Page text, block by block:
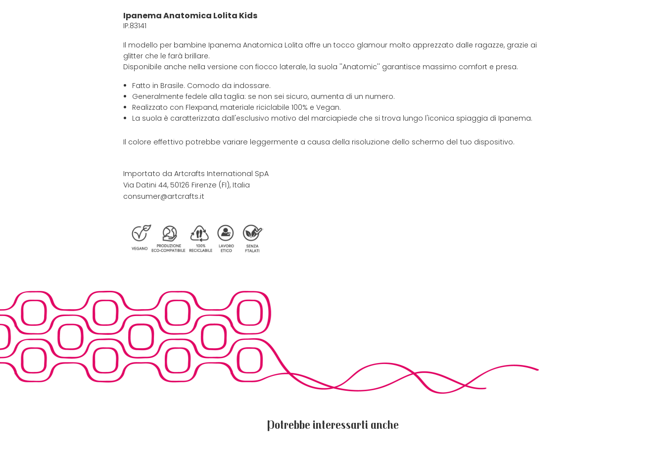
Ipanema Anatomica Lolita Kids
IP.83141
Il modello per bambine Ipanema Anatomica Lolita offre un tocco glamour molto apprezzato dalle ragazze, grazie ai
glitter che le farà brillare.
Disponibile anche nella versione con fiocco laterale, la suola ''Anatomic'' garantisce massimo comfort e presa.
Fatto in Brasile. Comodo da indossare.
Generalmente fedele alla taglia: se non sei sicuro, aumenta di un numero.
Realizzato con Flexpand, materiale riciclabile 100% e Vegan.
La suola è caratterizzata dall'esclusivo motivo del marciapiede che si trova lungo l'iconica spiaggia di Ipanema.
Il colore effettivo potrebbe variare leggermente a causa della risoluzione dello schermo del tuo dispositivo.
Importato da Artcrafts International SpA
Via Datini 44, 50126 Firenze (FI), Italia
consumer@artcrafts.it
Potrebbe interessarti anche